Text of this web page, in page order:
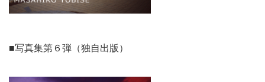
■写真集第６弾（独自出版）